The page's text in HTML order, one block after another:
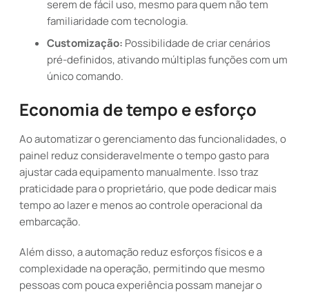
serem de fácil uso, mesmo para quem não tem
familiaridade com tecnologia.
Customização: Possibilidade de criar cenários
pré-definidos, ativando múltiplas funções com um
único comando.
Economia de tempo e esforço
Ao automatizar o gerenciamento das funcionalidades, o
painel reduz consideravelmente o tempo gasto para
ajustar cada equipamento manualmente. Isso traz
praticidade para o proprietário, que pode dedicar mais
tempo ao lazer e menos ao controle operacional da
embarcação.
Além disso, a automação reduz esforços físicos e a
complexidade na operação, permitindo que mesmo
pessoas com pouca experiência possam manejar o